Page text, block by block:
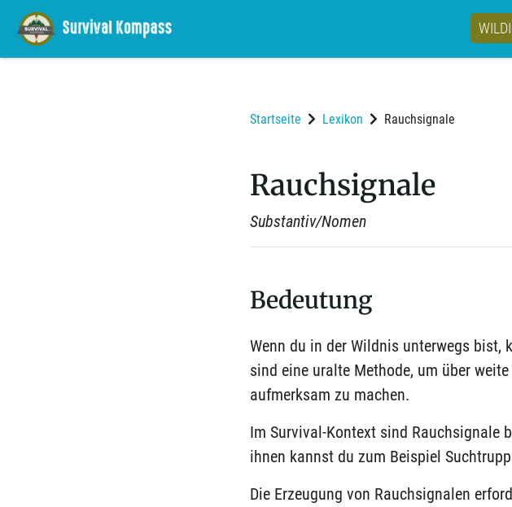
Startseite Lexikon Rauchsignale
Rauchsignale
Substantiv/Nomen
Bedeutung
Wenn du in der Wildnis unterwegs bist,
sind eine uralte Methode, um über
aufmerksam zu machen.
Im Survival-Kontext sind Rauchsignale
ihnen kannst du zum Beispiel
Die Erzeugung von Rauchsignalen